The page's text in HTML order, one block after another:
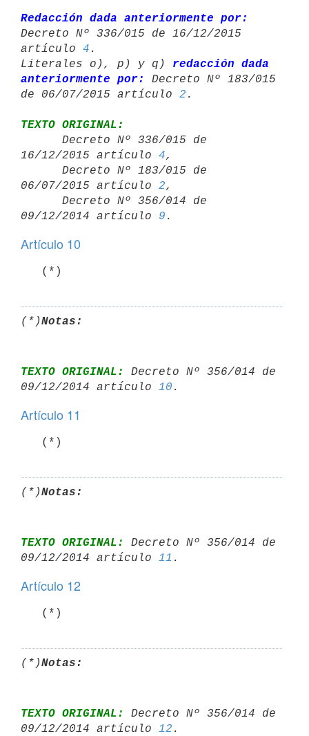
Redacción dada anteriormente por:
Decreto Nº 336/015 de 16/12/2015
artículo 4 .
Literales o), p) y q) redacción dada
anteriormente por:
Decreto Nº 183/015
de 06/07/2015 artículo 2
TEXTO ORIGINAL:
16/12/2015 artículo 4,
06/07/2015 artículo 2,
09/12/2014 artículo 9
Artículo 10
   (*)
(*)Notas:
TEXTO ORIGINAL:
Decreto Nº 356/014 de
09/12/2014 artículo 10
Artículo 11
   (*)
(*)Notas:
TEXTO ORIGINAL:
Decreto Nº 356/014 de
09/12/2014 artículo 11
Artículo 12
   (*)
(*)Notas:
TEXTO ORIGINAL:
Decreto Nº 356/014 de
09/12/2014 artículo 12